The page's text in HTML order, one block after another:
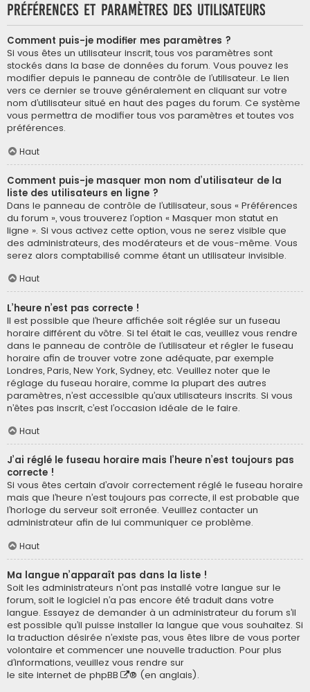
Préférences et paramètres des utilisateurs
Comment puis-je modifier mes paramètres ?
Si vous êtes un utilisateur inscrit, tous vos paramètres sont
stockés dans la base de données du forum. Vous pouvez les
modifier depuis le panneau de contrôle de l’utilisateur. Le lien
vers ce dernier se trouve généralement en cliquant sur votre
nom d’utilisateur situé en haut des pages du forum. Ce système
vous permettra de modifier tous vos paramètres et toutes vos
préférences.
Haut
Comment puis-je masquer mon nom d’utilisateur de la
liste des utilisateurs en ligne ?
Dans le panneau de contrôle de l’utilisateur, sous « Préférences
du forum », vous trouverez l’option « Masquer mon statut en
ligne ». Si vous activez cette option, vous ne serez visible que
des administrateurs, des modérateurs et de vous-même. Vous
serez alors comptabilisé comme étant un utilisateur invisible.
Haut
L’heure n’est pas correcte !
Il est possible que l’heure affichée soit réglée sur un fuseau
horaire différent du vôtre. Si tel était le cas, veuillez vous rendre
dans le panneau de contrôle de l’utilisateur et régler le fuseau
horaire afin de trouver votre zone adéquate, par exemple
Londres, Paris, New York, Sydney, etc. Veuillez noter que le
réglage du fuseau horaire, comme la plupart des autres
paramètres, n’est accessible qu’aux utilisateurs inscrits. Si vous
n’êtes pas inscrit, c’est l’occasion idéale de le faire.
Haut
J’ai réglé le fuseau horaire mais l’heure n’est toujours pas
correcte !
Si vous êtes certain d’avoir correctement réglé le fuseau horaire
mais que l’heure n’est toujours pas correcte, il est probable que
l’horloge du serveur soit erronée. Veuillez contacter un
administrateur afin de lui communiquer ce problème.
Haut
Ma langue n’apparaît pas dans la liste !
Soit les administrateurs n’ont pas installé votre langue sur le
forum, soit le logiciel n’a pas encore été traduit dans votre
langue. Essayez de demander à un administrateur du forum s’il
est possible qu’il puisse installer la langue que vous souhaitez. Si
la traduction désirée n’existe pas, vous êtes libre de vous porter
volontaire et commencer une nouvelle traduction. Pour plus
d’informations, veuillez vous rendre sur
le site internet de phpBB
® (en anglais).